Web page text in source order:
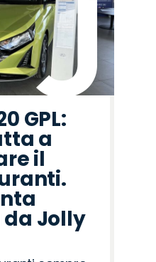
GPL:
a
il
Jolly